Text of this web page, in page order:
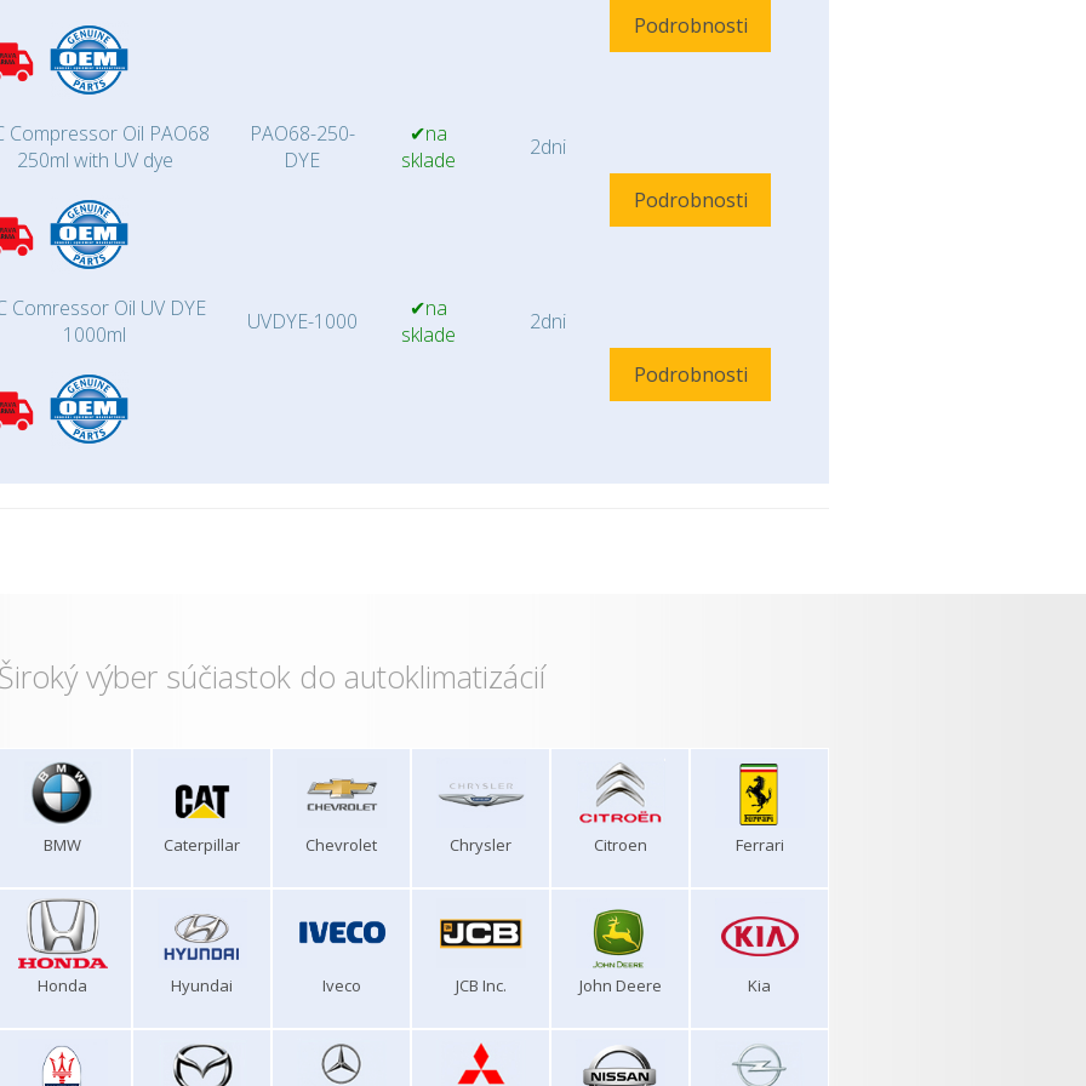
Podrobnosti
Compressor Oil PAO68
250ml with UV dye
PAO68-250-
DYE
✔na
sklade
2dni
Podrobnosti
Comressor Oil UV DYE
1000ml
UVDYE-1000
✔na
sklade
2dni
Podrobnosti
výber súčiastok do autoklimatizácií
BMW Caterpillar Chevrolet Chrysler Citroen Ferrari
Honda Hyundai Iveco JCB Inc. John Deere Kia